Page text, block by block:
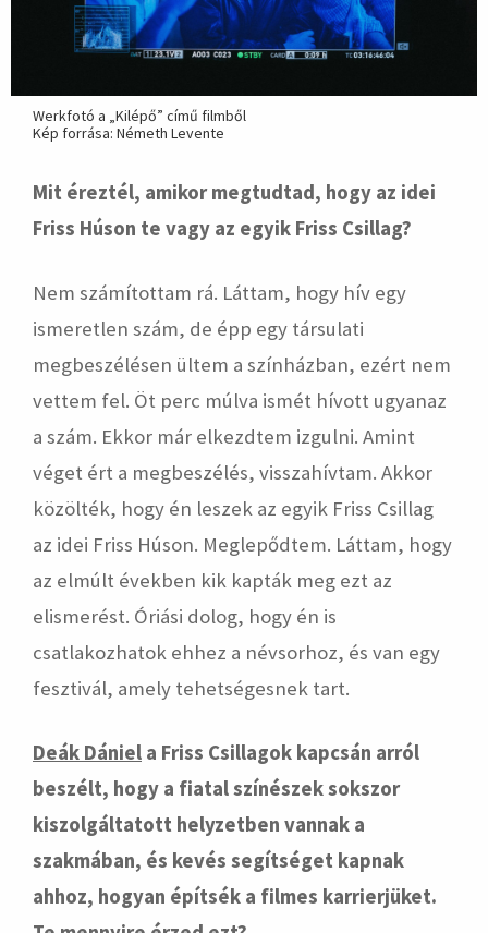
Werkfotó a „Kilépő” című filmből
Kép forrása: Németh Levente
Mit éreztél, amikor megtudtad, hogy az idei
Friss Húson te vagy az egyik Friss Csillag?
Nem számítottam rá. Láttam, hogy hív egy
ismeretlen szám, de épp egy társulati
megbeszélésen ültem a színházban, ezért nem
vettem fel. Öt perc múlva ismét hívott ugyanaz
a szám. Ekkor már elkezdtem izgulni. Amint
véget ért a megbeszélés, visszahívtam. Akkor
közölték, hogy én leszek az egyik Friss Csillag
az idei Friss Húson. Meglepődtem. Láttam, hogy
az elmúlt években kik kapták meg ezt az
elismerést. Óriási dolog, hogy én is
csatlakozhatok ehhez a névsorhoz, és van egy
fesztivál, amely tehetségesnek tart.
Deák Dániel a Friss Csillagok kapcsán arról
beszélt, hogy a fiatal színészek sokszor
kiszolgáltatott helyzetben vannak a
szakmában, és kevés segítséget kapnak
ahhoz, hogyan építsék a filmes karrierjüket.